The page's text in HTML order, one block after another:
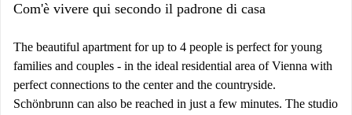
Com'è vivere qui secondo il padrone di casa
The beautiful apartment for up to 4 people is perfect for young
families and couples - in the ideal residential area of Vienna with
perfect connections to the center and the countryside.
Schönbrunn can also be reached in just a few minutes. The studio